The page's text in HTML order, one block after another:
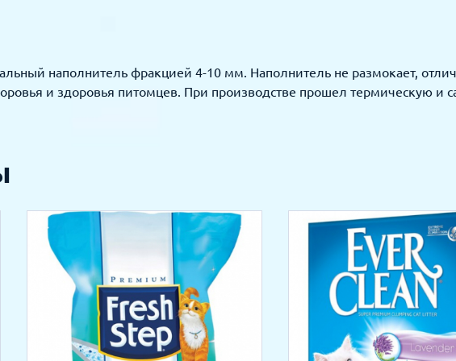
наполнитель фракцией 4-10 мм. Наполнитель не размокает,
и здоровья питомцев. При производстве прошел термическую и